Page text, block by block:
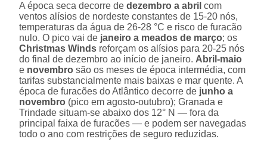
A época seca decorre de dezembro a abril com
ventos alísios de nordeste constantes de 15-20 nós,
temperaturas da água de 26-28 °C e risco de furacão
nulo. O pico vai de janeiro a meados de março; os
Christmas Winds reforçam os alísios para 20-25 nós
do final de dezembro ao início de janeiro. Abril-maio
e novembro são os meses de época intermédia, com
tarifas substancialmente mais baixas e mar quente. A
época de furacões do Atlântico decorre de junho a
novembro (pico em agosto-outubro); Granada e
Trindade situam-se abaixo dos 12° N — fora da
principal faixa de furacões — e podem ser navegadas
todo o ano com restrições de seguro reduzidas.